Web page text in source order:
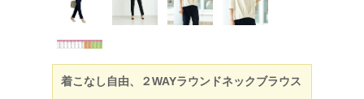
着こなし自由、２WAYラウンドネックブラウス